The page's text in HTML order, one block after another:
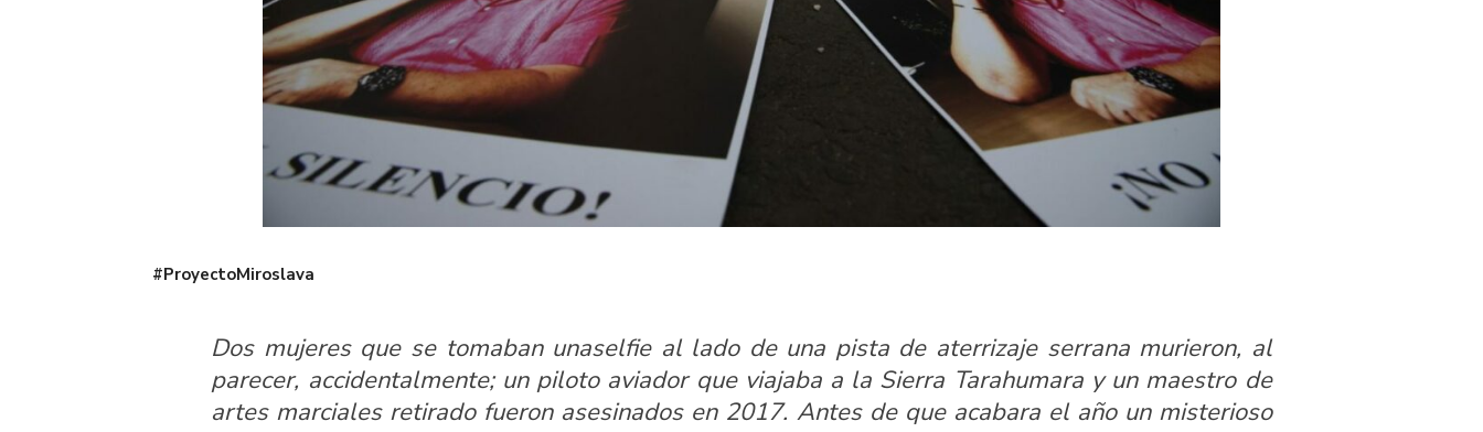
#ProyectoMiroslava
Dos mujeres que se tomaban unaselfie al lado de una pista de aterrizaje serrana murieron, al
parecer, accidentalmente; un piloto aviador que viajaba a la Sierra Tarahumara y un maestro de
artes marciales retirado fueron asesinados en 2017. Antes de que acabara el año un misterioso